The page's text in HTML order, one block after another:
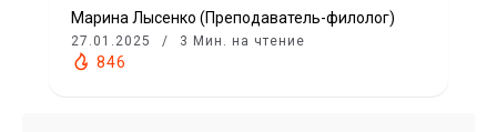
Марина Лысенко (Преподаватель-филолог)
27.01.2025 3 Мин. на чтение
846